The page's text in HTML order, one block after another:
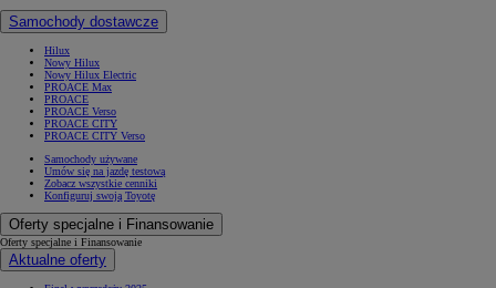
Samochody dostawcze
Hilux
Nowy Hilux
Nowy Hilux Electric
PROACE Max
PROACE
PROACE Verso
PROACE CITY
PROACE CITY Verso
Samochody używane
Umów się na jazdę testową
Zobacz wszystkie cenniki
Konfiguruj swoją Toyotę
Oferty specjalne i Finansowanie
Oferty specjalne i Finansowanie
Aktualne oferty